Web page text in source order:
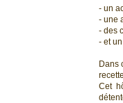
- un
- une
- des
- et
Dans
Cet